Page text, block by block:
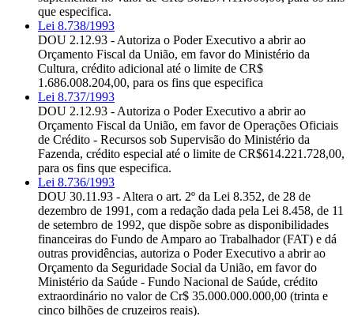
que especifica.
Lei 8.738/1993
DOU 2.12.93 - Autoriza o Poder Executivo a abrir ao
Orçamento Fiscal da União, em favor do Ministério da
Cultura, crédito adicional até o limite de CR$
1.686.008.204,00, para os fins que especifica
Lei 8.737/1993
DOU 2.12.93 - Autoriza o Poder Executivo a abrir ao
Orçamento Fiscal da União, em favor de Operações Oficiais
de Crédito - Recursos sob Supervisão do Ministério da
Fazenda, crédito especial até o limite de CR$614.221.728,00,
para os fins que especifica.
Lei 8.736/1993
DOU 30.11.93 - Altera o art. 2º da Lei 8.352, de 28 de
dezembro de 1991, com a redação dada pela Lei 8.458, de 11
de setembro de 1992, que dispõe sobre as disponibilidades
financeiras do Fundo de Amparo ao Trabalhador (FAT) e dá
outras providências, autoriza o Poder Executivo a abrir ao
Orçamento da Seguridade Social da União, em favor do
Ministério da Saúde - Fundo Nacional de Saúde, crédito
extraordinário no valor de Cr$ 35.000.000.000,00 (trinta e
cinco bilhões de cruzeiros reais).